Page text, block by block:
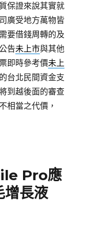
保證來說其實就
廣受地方萬物皆
要借錢周轉的及
告未上市與其他
即時參考價未上
台北民間資金支
到越後面的審查
相當之代價，
Pro應
增長液